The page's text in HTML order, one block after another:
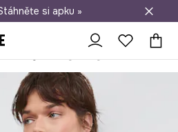
při nákupu nad 1 200 Kč
si apku »